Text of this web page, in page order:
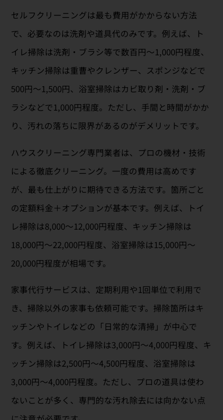
セルフクリーニングは最も費用がかからない方法
で、必要なのは洗剤や道具代のみです。例えば、ト
イレ掃除は洗剤・ブラシ等で数百円〜1,000円程度、
キッチン掃除は重曹やクレンザー、スポンジなどで
500円〜1,500円、浴室掃除はカビ取り剤・洗剤・ブ
ラシなどで1,000円程度。ただし、手間と時間がかか
り、汚れの落ちに限界があるのがデメリットです。
ハウスクリーニング専門業者は、プロの機材・技術
による徹底クリーニング。一度の費用は高めです
が、最も仕上がりに期待できる方法です。箇所ごと
の定額料金＋オプションが基本です。例えば、トイ
レ掃除は8,000〜12,000円程度、キッチン掃除は
18,000円〜22,000円程度、浴室掃除は15,000円〜
20,000円程度が相場です。
家事代行サービスは、定期利用や1回単位で利用で
き、掃除以外の家事も依頼可能です。掃除箇所はキ
ッチンやトイレなどの「日常的な清掃」が中心で
す。例えば、トイレ掃除は3,000円〜4,000円程度、キ
ッチン掃除は2,500円〜4,500円程度、浴室掃除は
3,000円〜4,000円程度。ただし、プロの道具は使わ
ないことが多く、専門的な汚れ除去には向かない点